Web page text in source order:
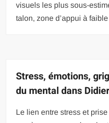
visuels les plus sous-
talon, zone d’appui à
Stress, émotions,
du mental dans
Le lien entre stress et